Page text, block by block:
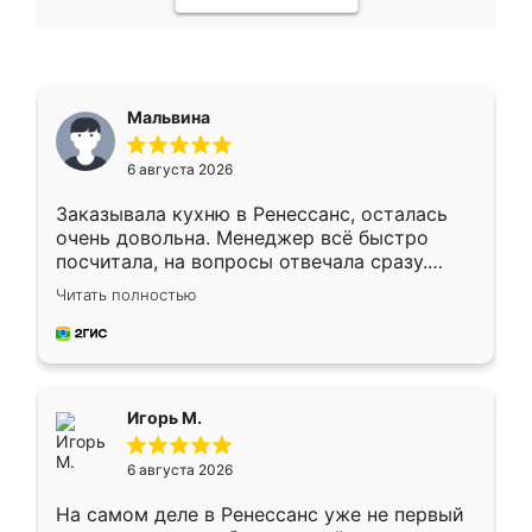
Мальвина
6 августа 2026
Заказывала кухню в Ренессанс, осталась
очень довольна. Менеджер всё быстро
посчитала, на вопросы отвечала сразу.
Замерщик приехал в субботу, подошёл к
делу со всей ответственностью. Собрали
за день, ребята работали аккуратно, даже
Читать полностью
Игорь М.
6 августа 2026
На самом деле в Ренессанс уже не первый